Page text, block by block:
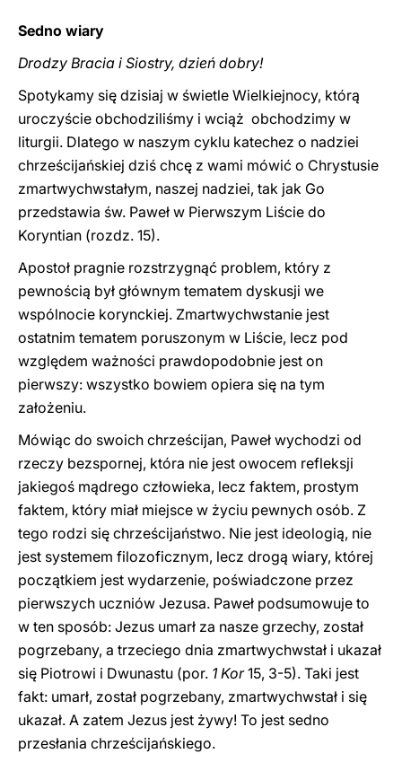
Sedno wiary
Drodzy Bracia i Siostry, dzień dobry!
Spotykamy się dzisiaj w świetle Wielkiejnocy, którą
uroczyście obchodziliśmy i wciąż obchodzimy w
liturgii. Dlatego w naszym cyklu katechez o nadziei
chrześcijańskiej dziś chcę z wami mówić o Chrystusie
zmartwychwstałym, naszej nadziei, tak jak Go
przedstawia św. Paweł w Pierwszym Liście do
Koryntian (rozdz. 15).
Apostoł pragnie rozstrzygnąć problem, który z
pewnością był głównym tematem dyskusji we
wspólnocie korynckiej. Zmartwychwstanie jest
ostatnim tematem poruszonym w Liście, lecz pod
względem ważności prawdopodobnie jest on
pierwszy: wszystko bowiem opiera się na tym
założeniu.
Mówiąc do swoich chrześcijan, Paweł wychodzi od
rzeczy bezspornej, która nie jest owocem refleksji
jakiegoś mądrego człowieka, lecz faktem, prostym
faktem, który miał miejsce w życiu pewnych osób. Z
tego rodzi się chrześcijaństwo. Nie jest ideologią, nie
jest systemem filozoficznym, lecz drogą wiary, której
początkiem jest wydarzenie, poświadczone przez
pierwszych uczniów Jezusa. Paweł podsumowuje to
w ten sposób: Jezus umarł za nasze grzechy, został
pogrzebany, a trzeciego dnia zmartwychwstał i ukazał
się Piotrowi i Dwunastu (por. 1 Kor15, 3-5). Taki jest
fakt: umarł, został pogrzebany, zmartwychwstał i się
ukazał. A zatem Jezus jest żywy! To jest sedno
przesłania chrześcijańskiego.